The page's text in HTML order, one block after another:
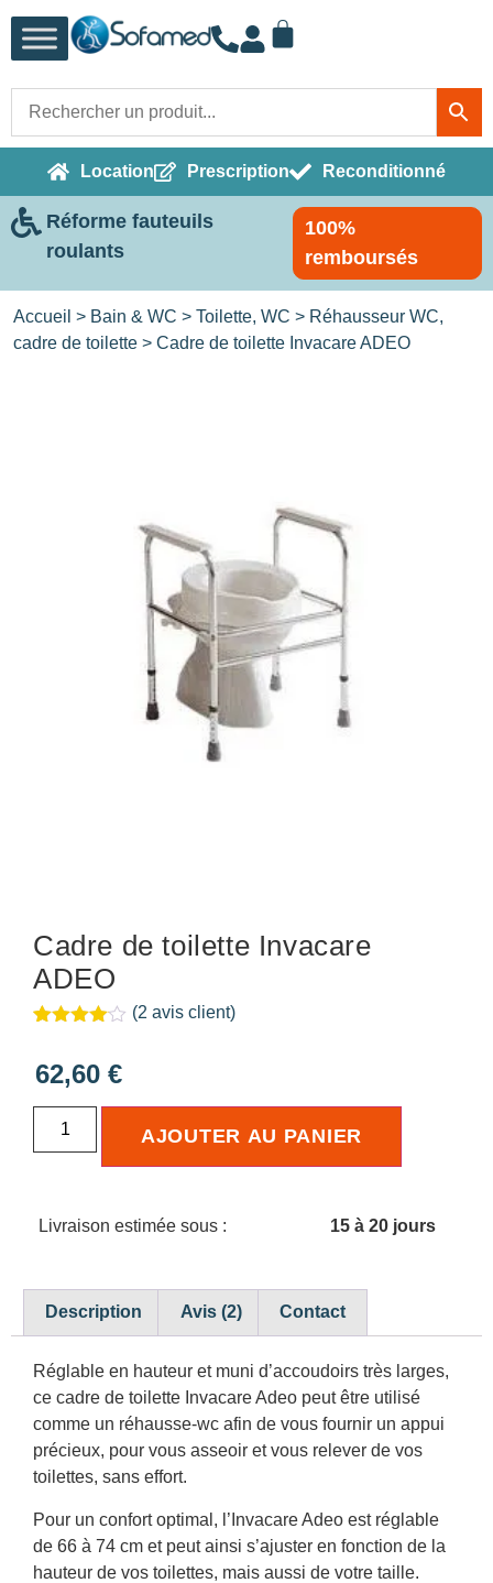
Location Prescription Reconditionné
Réforme fauteuils
roulants
100%
remboursés
Accueil > Bain & WC > Toilette, WC > Réhausseur WC,
cadre de toilette > Cadre de toilette Invacare ADEO
Cadre de toilette Invacare
ADEO
basé
notations
client
(2 avis client)
62,60 €
AJOUTER AU PANIER
Livraison estimée sous : 15 à 20 jours
Description Avis (2) Contact
Réglable en hauteur et muni d’accoudoirs très larges,
ce cadre de toilette Invacare Adeo peut être utilisé
comme un réhausse-wc afin de vous fournir un appui
précieux, pour vous asseoir et vous relever de vos
toilettes, sans effort.
Pour un confort optimal, l’Invacare Adeo est réglable
de 66 à 74 cm et peut ainsi s’ajuster en fonction de la
hauteur de vos toilettes, mais aussi de votre taille.